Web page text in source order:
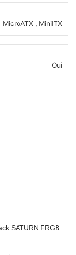
, MicroATX , MiniITX
Oui
SATURN FRGB